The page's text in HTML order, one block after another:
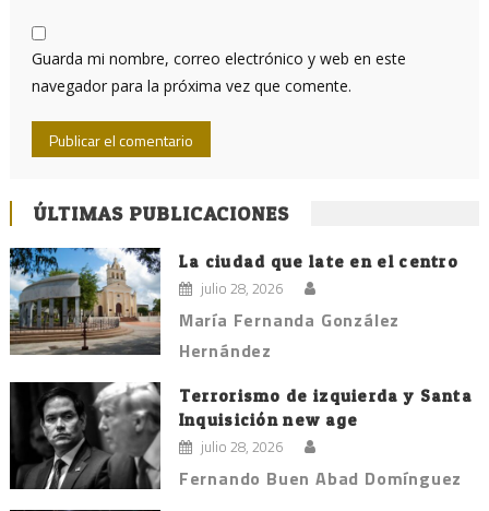
Guarda mi nombre, correo electrónico y web en este
navegador para la próxima vez que comente.
ÚLTIMAS PUBLICACIONES
La ciudad que late en el centro
julio 28, 2026
María Fernanda González
Hernández
Terrorismo de izquierda y Santa
Inquisición new age
julio 28, 2026
Fernando Buen Abad Domínguez